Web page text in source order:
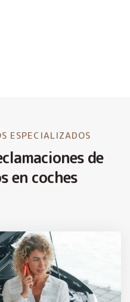
ESPECIALIZADOS
de
en coches